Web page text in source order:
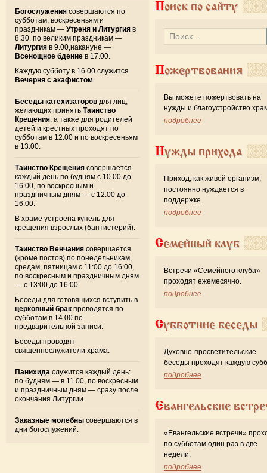
Богослужения совершаются по
субботам, воскресеньям и
праздникам — Утреня и Литургия в
8.30, по великим праздникам —
Литургия в 9.00,накануне —
Всенощное бдение в 17.00.
Каждую субботу в 16.00 служится
Вечерня с акафистом
Беседы катехизаторов для лиц,
желающих принять Таинство
Крещения , а также для родителей
детей и крестных проходят по
субботам в 12:00 и по воскресеньям
в 13:00.
Таинство Крещения совершается
каждый день по будням с 10.00 до
16:00, по воскресным и
праздничным дням — с 12.00 до
16:00.
В храме устроена купель для
крещения взрослых (баптистерий).
Таинство Венчания совершается
(кроме постов) по понедельникам,
средам, пятницам с 11:00 до 16:00,
по воскресным и праздничным дням
— с 13:00 до 16:00.
Беседы для готовящихся вступить в
церковный брак проводятся по
субботам в 14.00 по
предварительной записи.
Беседы проводят
священнослужители храма.
Панихида служится каждый день:
по будням — в 11.00, по воскресным
и праздничным дням — сразу после
окончания Литургии.
Заказные молебны совершаются в
дни богослужений.
Поиск по сайту
Пожертвования
Вы можете пожертвовать на
нужды и благоустройство
подробнее
Нужды прихода
Приход, как живой организм,
постоянно нуждается в
поддержке.
подробнее
Семейный клуб
Встречи «Семейного клуба»
проходят ежемесячно.
подробнее
Субботние беседы
Духовно-просветительские
беседы проходят каждую
подробнее
Евангельские
«Евангельские встречи»
по субботам один раз в две
недели.
подробнее